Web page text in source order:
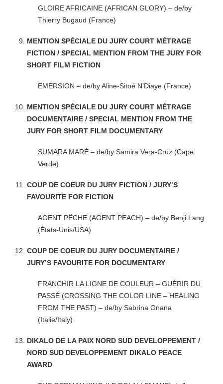
GLOIRE AFRICAINE (AFRICAN GLORY) – de/by
Thierry Bugaud (France)
MENTION SPÉCIALE DU JURY COURT MÉTRAGE
FICTION / SPECIAL MENTION FROM THE JURY FOR
SHORT FILM FICTION
EMERSION – de/by Aline-Sitoé N’Diaye (France)
MENTION SPÉCIALE DU JURY COURT MÉTRAGE
DOCUMENTAIRE / SPECIAL MENTION FROM THE
JURY FOR SHORT FILM DOCUMENTARY
SUMARA MARÉ – de/by Samira Vera-Cruz (Cape
Verde)
COUP DE COEUR DU JURY FICTION / JURY’S
FAVOURITE FOR FICTION
AGENT PÊCHE (AGENT PEACH) – de/by Benji Lang
(États-Unis/USA)
COUP DE COEUR DU JURY DOCUMENTAIRE /
JURY’S FAVOURITE FOR DOCUMENTARY
FRANCHIR LA LIGNE DE COULEUR – GUÉRIR DU
PASSÉ (CROSSING THE COLOR LINE – HEALING
FROM THE PAST) – de/by Sabrina Onana
(Italie/Italy)
DIKALO DE LA PAIX NORD SUD DEVELOPPEMENT /
NORD SUD DEVELOPPEMENT DIKALO PEACE
AWARD